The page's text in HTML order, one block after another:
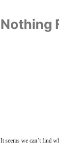
Nothing
It seems we can’t find